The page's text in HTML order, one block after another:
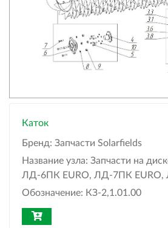
Каток
Бренд: Запчасти Solarfields
Название узла: Запчасти на
ЛД-6ПК EURO, ЛД-7ПК EURO,
Обозначение: КЗ-2,1.01.00